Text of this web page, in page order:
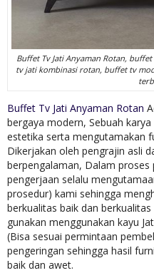
Buffet Tv Jati Anyaman Rotan,
tv jati kombinasi rotan, buffet tv
Buffet Tv Jati Anyaman Rotan
bergaya modern, Sebuah
estetika serta mengutamakan
Dikerjakan oleh pengrajin asli
berpengalaman, Dalam proses
pengerjaan selalu
prosedur) kami sehingga
berkualitas baik dan
gunakan menggunakan kayu
(Bisa sesuai permintaan
pengeringan sehingga hasil
baik dan awet.